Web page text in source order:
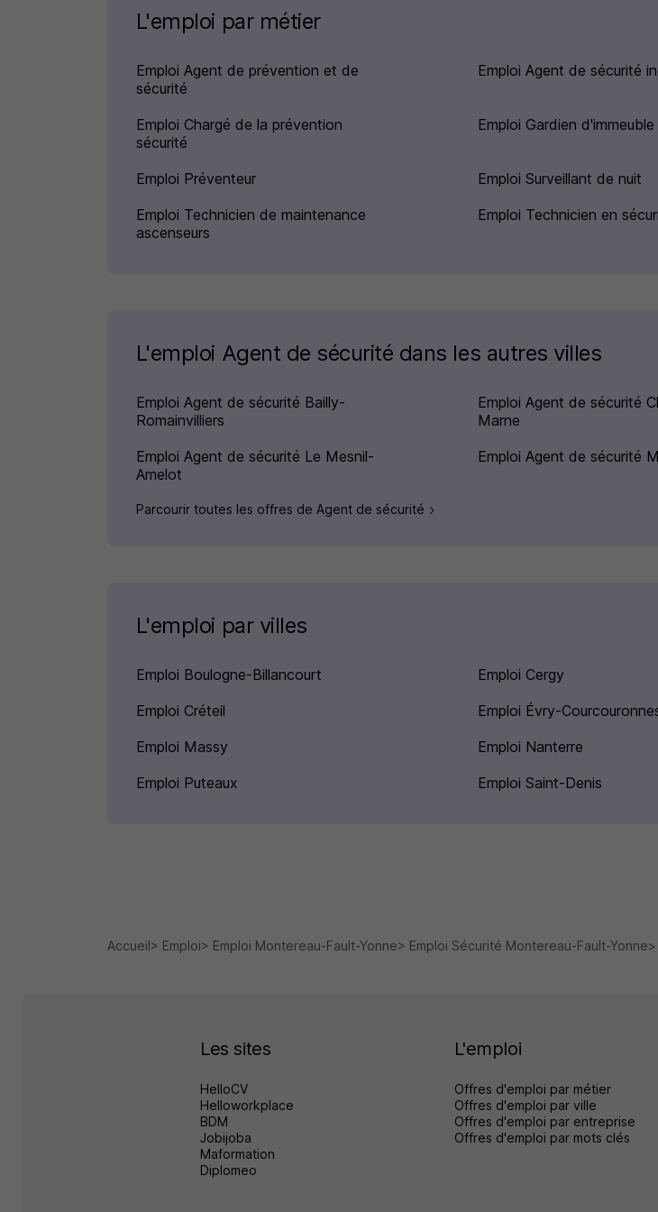
L'emploi par métier
Emploi Agent de prévention et de
sécurité
Emploi Agent de sécurité
Emploi Chargé de la prévention
sécurité
Emploi Gardien d'immeuble
Emploi Préventeur Emploi Surveillant de nuit
Emploi Technicien de maintenance
ascenseurs
Emploi Technicien en
L'emploi Agent de sécurité dans les autres villes
Emploi Agent de sécurité Bailly-
Romainvilliers
Emploi Agent de sécurité
Marne
Emploi Agent de sécurité Le Mesnil-
Amelot
Emploi Agent de sécurité
Parcourir toutes les offres de Agent de sécurité
L'emploi par villes
Emploi Boulogne-Billancourt Emploi Cergy
Emploi Créteil
Emploi Évry-
Emploi Massy
Emploi Nanterre
Emploi Puteaux
Emploi Saint-Denis
Accueil Emploi Emploi Montereau-Fault-Yonne Emploi Sécurité Montereau-Fault-Yonne
Les sites
HelloCV
Helloworkplace
BDM
Jobijoba
Maformation
Diplomeo
L'emploi
Offres d'emploi par métier
Offres d'emploi par ville
Offres d'emploi par entreprise
Offres d'emploi par mots clés